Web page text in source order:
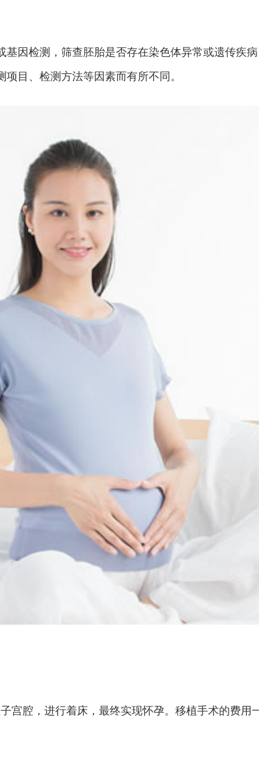
因检测，筛查胚胎是否存在染色体异常或遗传疾
目、检测方法等因素而有所不同。
宫腔，进行着床，最终实现怀孕。移植手术的费